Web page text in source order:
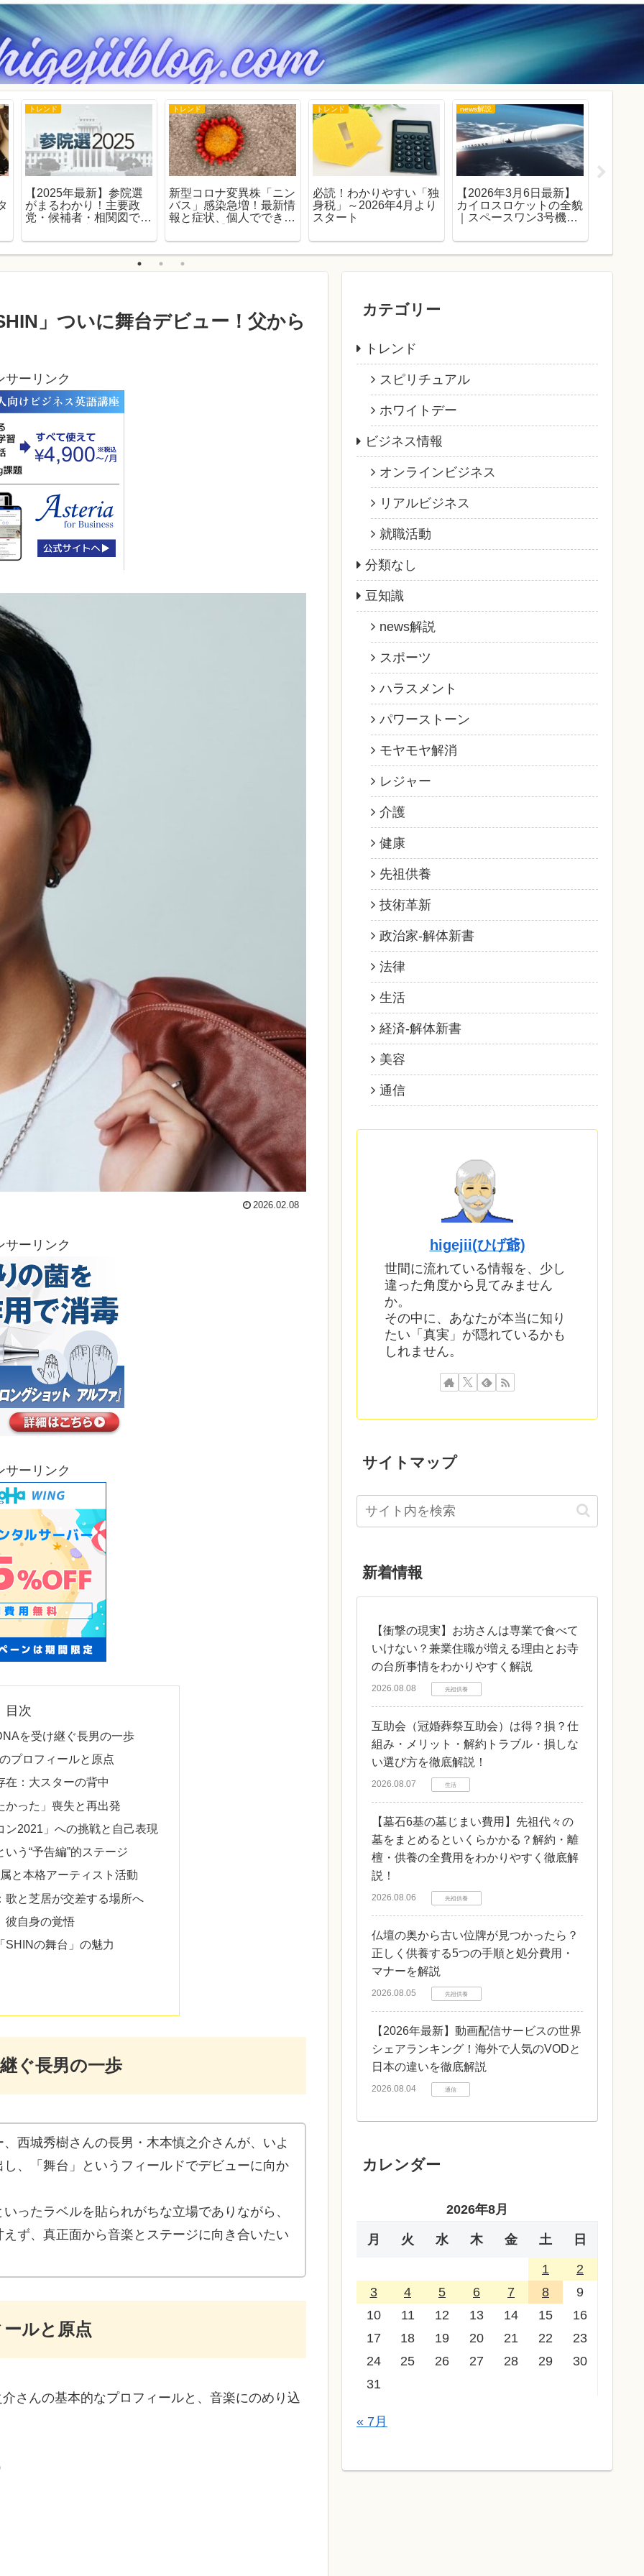
トレンド
【2025年最新】参院選
がまるわかり！主要政
党・候補者・相関図で徹
しい参議院選挙ガイド
トレンド
新型コロナ変異株「ニン
バス」感染急増！最新情
報と症状、個人でできる
新】
トレンド
必読！わかりやすい「独
身税」～2026年4月より
スタート
news解説
【2026年3月6日最新】
カイロスロケットの全貌
｜スペースワン3号機失
課題とスペースポート紀
伊の軌跡を徹底解説
」ついに舞台デビュー！父から
サーリンク
2026.02.08
サーリンク
サーリンク
目次
を受け継ぐ長男の一歩
プロフィールと原点
在：大スターの背中
かった」喪失と再出発
ン2021」への挑戦と自己表現
う“予告編”的ステージ
と本格アーティスト活動
歌と芝居が交差する場所へ
彼自身の覚悟
SHINの舞台」の魅力
ぐ長男の一歩
西城秀樹さんの長男・木本慎之介さんが、いよ
、「舞台」というフィールドでデビューに向か
ったラベルを貼られがちな立場でありながら、
ず、真正面から音楽とステージに向き合いたい
ルと原点
さんの基本的なプロフィールと、音楽にのめり込
カテゴリー
トレンド
スピリチュアル
ホワイトデー
ビジネス情報
オンラインビジネス
リアルビジネス
就職活動
分類なし
豆知識
news解説
スポーツ
ハラスメント
パワーストーン
モヤモヤ解消
レジャー
介護
健康
先祖供養
技術革新
政治家‐解体新書
法律
生活
経済‐解体新書
美容
通信
higejii(ひげ爺)
世間に流れている情報を、少し
違った角度から見てみません
か。
その中に、あなたが本当に知り
たい「真実」が隠れているかも
しれません。
サイトマップ
新着情報
【衝撃の現実】お坊さんは専業で食べて
いけない？兼業住職が増える理由とお寺
の台所事情をわかりやすく解説
2026.08.08 先祖供養
互助会（冠婚葬祭互助会）は得？損？仕
組み・メリット・解約トラブル・損しな
い選び方を徹底解説！
2026.08.07 生活
【墓石6基の墓じまい費用】先祖代々の
墓をまとめるといくらかかる？解約・離
檀・供養の全費用をわかりやすく徹底解
説！
2026.08.06 先祖供養
仏壇の奥から古い位牌が見つかったら？
正しく供養する5つの手順と処分費用・
マナーを解説
2026.08.05 先祖供養
【2026年最新】動画配信サービスの世界
シェアランキング！海外で人気のVODと
日本の違いを徹底解説
2026.08.04 通信
カレンダー
2026年8月
月 火 水 木 金 土 日
1
2
3
4 5 6 7 8
9
10
11 12 13 14 15
16
17
18 19 20 21 22
23
24
25 26 27 28 29
30
31
« 7月